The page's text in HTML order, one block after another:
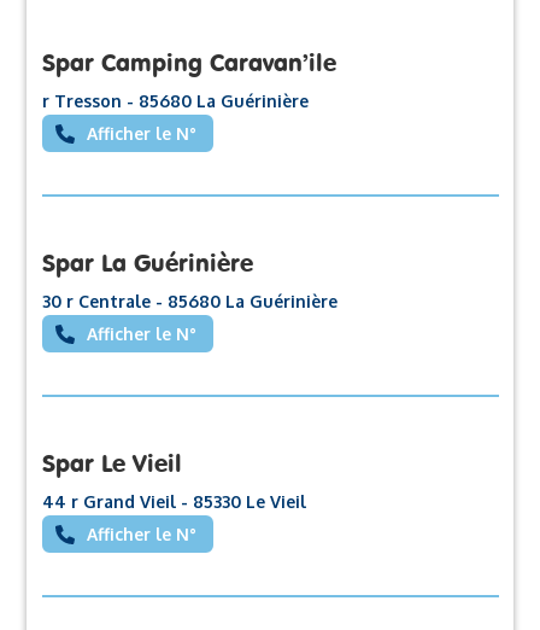
Spar Camping Caravan’ile
r Tresson - 85680 La Guérinière
Afficher le N°
Spar La Guérinière
30 r Centrale - 85680 La Guérinière
Afficher le N°
Spar Le Vieil
44 r Grand Vieil - 85330 Le Vieil
Afficher le N°